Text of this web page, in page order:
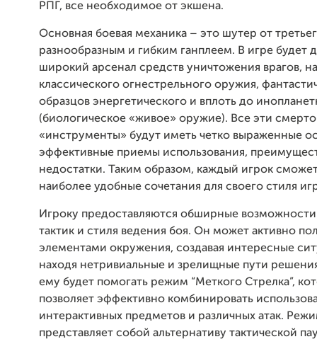
РПГ, все необходимое от экшена.
Основная боевая механика – это шутер от
разнообразным и гибким ганплеем. В игре будет
широкий арсенал средств уничтожения врагов,
классического огнестрельного оружия,
образцов энергетического и вплоть до
(биологическое «живое» оружие). Все эти
«инструменты» будут иметь четко выраженные
эффективные приемы использования,
недостатки. Таким образом, каждый игрок
наиболее удобные сочетания для своего стиля
Игроку предоставляются обширные
тактик и стиля ведения боя. Он может активно
элементами окружения, создавая интересные
находя нетривиальные и зрелищные пути
ему будет помогать режим “Меткого Стрелка”,
позволяет эффективно комбинировать
интерактивных предметов и различных атак.
представляет собой альтернативу тактической